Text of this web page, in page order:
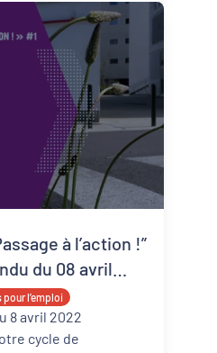
l’emploi
à l’action !”
du 08 avril
8 avril 2022
cycle de